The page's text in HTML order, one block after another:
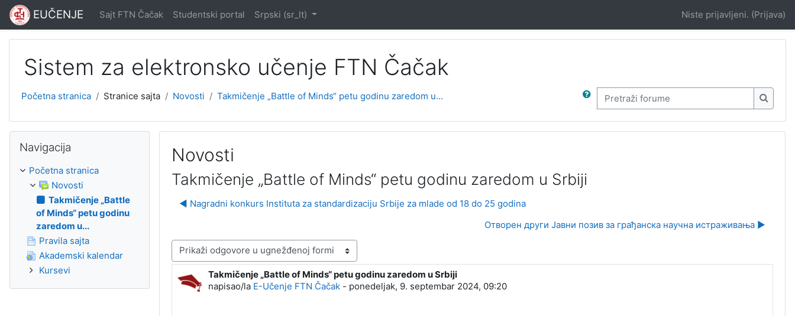
Idi na glavni sadržaj
EUČENJE Sajt FTN Čačak Studentski portal Srpski ‎(sr_lt)‎ Niste prijavljeni. (Prijava)
Sistem za elektronsko učenje FTN Čačak
Početna stranica Stranice sajta Novosti Takmičenje „Battle of Minds“ petu godinu zaredom u...
Pretraži forume
Novosti
Takmičenje „Battle of Minds“ petu godinu zaredom u Srbiji
◀︎ Nagradni konkurs Instituta za standardizaciju Srbije za mlade od 18 do 25 godina
Отворен други Јавни позив за грађанска научна истраживања ▶︎
Način prikazivanja
Takmičenje „Battle of Minds“ petu godinu zaredom u Srbiji
napisao/la E-Učenje FTN Čačak- ponedeljak, 9. septembar 2024, 09:20
Broj odgovora: 0
Navigacija
Početna stranica
Novosti
Takmičenje „Battle
of Minds“ petu godinu
zaredom u...
Pravila sajta
Akademski kalendar
Kursevi